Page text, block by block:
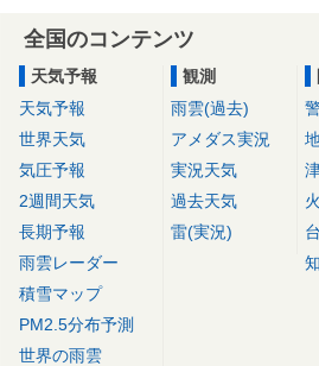
全国のコンテンツ
天気予報
天気予報
世界天気
気圧予報
2週間天気
長期予報
雨雲レーダー
積雪マップ
PM2.5分布予測
世界の雨雲
観測
雨雲(過去)
アメダス実況
実況天気
過去天気
雷(実況)